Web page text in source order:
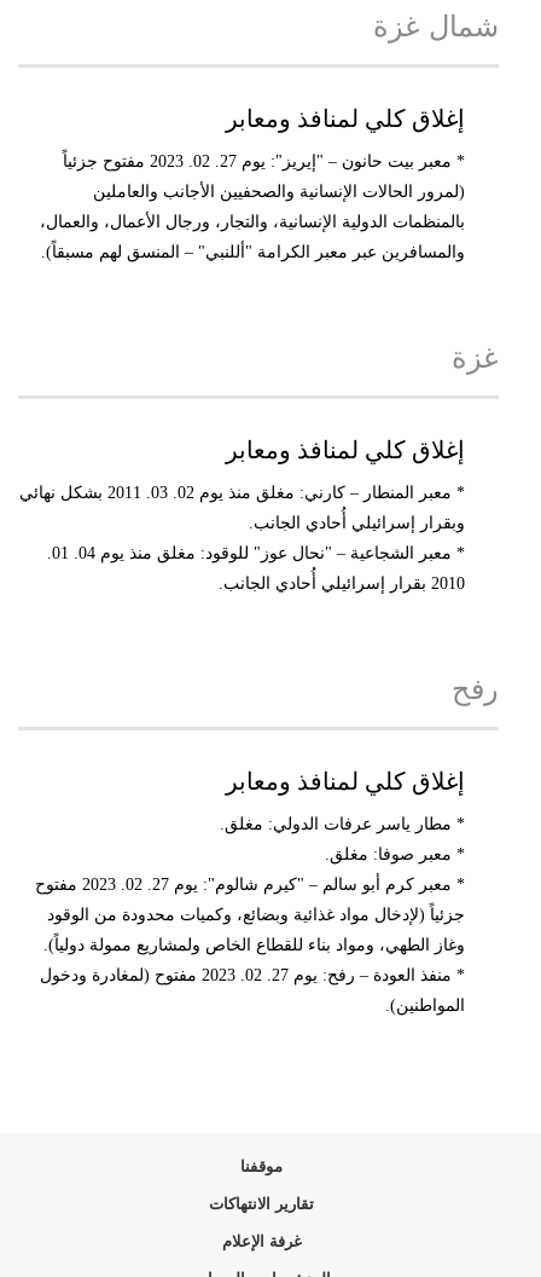
شمال غزة
إغلاق كلي لمنافذ ومعابر
* معبر بيت حانون – "إيريز": يوم 27. 02. 2023 مفتوح جزئياً
(لمرور الحالات الإنسانية والصحفيين الأجانب والعاملين
بالمنظمات الدولية الإنسانية، والتجار، ورجال الأعمال، والعمال،
والمسافرين عبر معبر الكرامة "أللنبي" – المنسق لهم مسبقاً).
غزة
إغلاق كلي لمنافذ ومعابر
* معبر المنطار – كارني: مغلق منذ يوم 02. 03. 2011 بشكل نهائي
وبقرار إسرائيلي أُحادي الجانب.
* معبر الشجاعية – "نحال عوز" للوقود: مغلق منذ يوم 04. 01.
2010 بقرار إسرائيلي أُحادي الجانب.
رفح
إغلاق كلي لمنافذ ومعابر
* مطار ياسر عرفات الدولي: مغلق.
* معبر صوفا: مغلق.
* معبر كرم أبو سالم – "كيرم شالوم": يوم 27. 02. 2023 مفتوح
جزئياً (لإدخال مواد غذائية وبضائع، وكميات محدودة من الوقود
وغاز الطهي، ومواد بناء للقطاع الخاص ولمشاريع ممولة دولياً).
* منفذ العودة – رفح: يوم 27. 02. 2023 مفتوح (لمغادرة ودخول
المواطنين).
موقفنا
تقارير الانتهاكات
غرفة الإعلام